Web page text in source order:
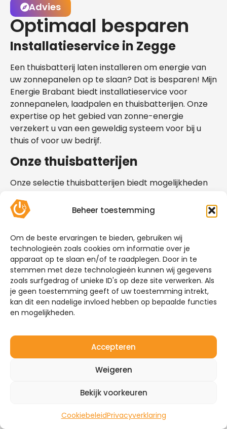
Beheer toestemming
Om de beste ervaringen te bieden, gebruiken wij
technologieën zoals cookies om informatie over je
apparaat op te slaan en/of te raadplegen. Door in te
stemmen met deze technologieën kunnen wij gegevens
zoals surfgedrag of unieke ID's op deze site verwerken. Als
je geen toestemming geeft of uw toestemming intrekt,
kan dit een nadelige invloed hebben op bepaalde functies
en mogelijkheden.
Accepteren
Weigeren
Bekijk voorkeuren
CookiebeleidPrivacyverklaring
Advies
Optimaal besparen
Installatieservice in Zegge
Een thuisbatterij laten installeren om energie van
uw zonnepanelen op te slaan? Dat is besparen! Mijn
Energie Brabant biedt installatieservice voor
zonnepanelen, laadpalen en thuisbatterijen. Onze
expertise op het gebied van zonne-energie
verzekert u van een geweldig systeem voor bij u
thuis of voor uw bedrijf.
Onze thuisbatterijen
Onze selectie thuisbatterijen biedt mogelijkheden
hieronder welke thuisbatterijen wij aanbieden.
Vergelijk zelf de batterijen of maak gebruik van
Systeemgarantie
Mijn Energie Brabant installeert niet alleen
thuisbatterijen. Heeft u ook interesse in het
plaatsen van zonnepanelen en laadpalen? Wij
maken het systeem compleet. Neem vrijblijvend
om een offerte of een adviesgesprek zodat we uw
situatie kunnen bespreken.
Ontvang een voorstel + offerte